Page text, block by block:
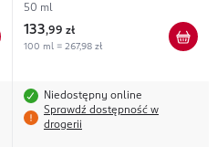
50 ml
133,99 zł
100 ml = 267,98 zł
Niedostępny online
Sprawdź dostępność w
drogerii